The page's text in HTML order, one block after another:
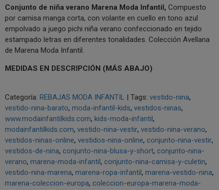
Conjunto de niña verano Marena Moda Infantil, Compuesto
por camisa manga corta, con volante en cuello en tono azul
empolvado a juego pichi niña verano confeccionado en tejido
estampado letras en diferentes tonalidades. Colección Avellana
de Marena Moda Infantil.
MEDIDAS EN DESCRIPCIÓN (MÁS ABAJO)
Categoría: REBAJAS MODA INFANTIL | Tags: vestido-nina
vestido-nina-barato moda-infantil-kids vestidos-ninas
www.modainfantilkids.com kids-moda-infantil
modainfantilkids.com vestido-nina-vestir vestido-nina-verano
vestidos-ninas-online vestidos-nina-online conjunto-nina-vestir
vestidos-de-nina conjunto-nina-blusa-y-short conjunto-nina-
verano marena-moda-infantil conjunto-nina-camisa-y-culetin
vestido-nina-marena marena-ropa-infantil marena-vestido-nina
marena-coleccion-europa coleccion-europa-marena-moda-